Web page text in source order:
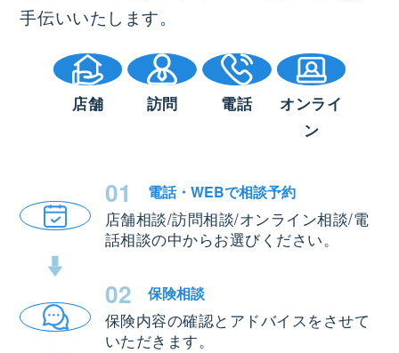
手伝いいたします。
店舗 訪問 電話
オンライ
ン
01 電話・WEBで相談予約
店舗相談/訪問相談/オンライン相談/電
話相談の中からお選びください。
02 保険相談
保険内容の確認とアドバイスをさせて
いただきます。